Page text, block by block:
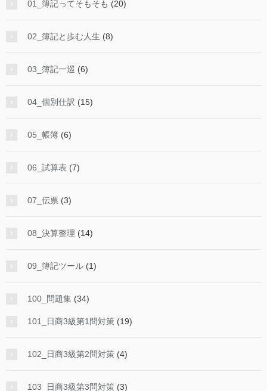
01_簿記ってそもそも (20)
02_簿記と歩む人生 (8)
03_簿記一巡 (6)
04_個別仕訳 (15)
05_帳簿 (6)
06_試算表 (7)
07_伝票 (3)
08_決算整理 (14)
09_簿記ツール (1)
100_問題集 (34)
101_日商3級第1問対策 (19)
102_日商3級第2問対策 (4)
103_日商3級第3問対策 (3)